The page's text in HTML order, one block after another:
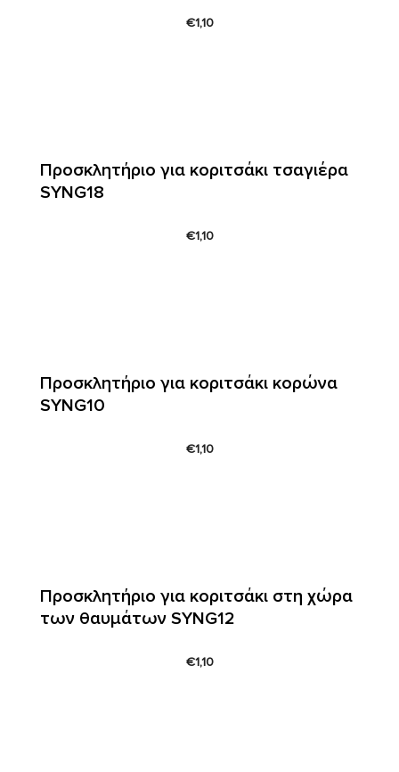
€1,10
Προσκλητήριο για κοριτσάκι τσαγιέρα
SYNG18
€1,10
Προσκλητήριο για κοριτσάκι κορώνα
SYNG10
€1,10
Προσκλητήριο για κοριτσάκι στη χώρα
των θαυμάτων SYNG12
€1,10